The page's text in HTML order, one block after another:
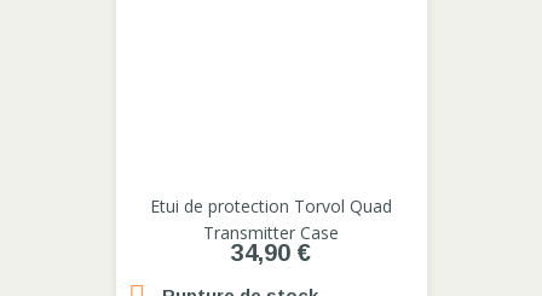
Etui de protection Torvol Quad
Transmitter Case
34,90 €